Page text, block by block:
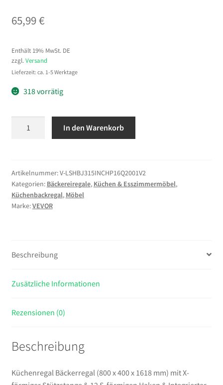
65,99€
Enthält 19% MwSt. DE
zzgl. Versand
Lieferzeit: ca. 1-5 Werktage
318 vorrätig
x
400
x
1618
förmiger
&
S-
&
Steckdosenleiste,
In den Warenkorb
Artikelnummer:V-LSHBJ315INCHP16Q2001V2
Kategorien: Bäckereiregale, Küchen & Esszimmermöbel,
Küchenbackregal, Möbel
Marke:VEVOR
Beschreibung
Zusätzliche Informationen
Rezensionen (0)
Beschreibung
Küchenregal Bäckerregal (800 x 400 x 1618 mm) mit X-